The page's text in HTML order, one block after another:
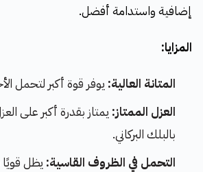
إضافية واستدامة أفضل.
المزايا:
المتانة العالية: يوفر قوة أكبر لتحمل
العزل الممتاز: يمتاز بقدرة أكبر على
بالبلك البركاني.
التحمل في الظروف القاسية: يظل قويًا